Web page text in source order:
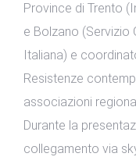
Province di Trento
e Bolzano (Servizio
Italiana) e
Resistenze
associazioni
Durante la
collegamento via